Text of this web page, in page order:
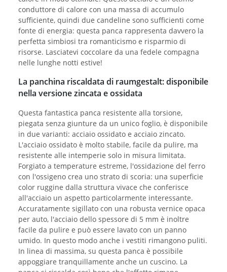
conduttore di calore con una massa di accumulo
sufficiente, quindi due candeline sono sufficienti come
fonte di energia: questa panca rappresenta davvero la
perfetta simbiosi tra romanticismo e risparmio di
risorse. Lasciatevi coccolare da una fedele compagna
nelle lunghe notti estive!
La panchina riscaldata di raumgestalt: disponibile
nella versione zincata e ossidata
Questa fantastica panca resistente alla torsione,
piegata senza giunture da un unico foglio, è disponibile
in due varianti: acciaio ossidato e acciaio zincato.
L'acciaio ossidato è molto stabile, facile da pulire, ma
resistente alle intemperie solo in misura limitata.
Forgiato a temperature estreme, l'ossidazione del ferro
con l'ossigeno crea uno strato di scoria: una superficie
color ruggine dalla struttura vivace che conferisce
all'acciaio un aspetto particolarmente interessante.
Accuratamente sigillato con una robusta vernice opaca
per auto, l'acciaio dello spessore di 5 mm è inoltre
facile da pulire e può essere lavato con un panno
umido. In questo modo anche i vestiti rimangono puliti.
In linea di massima, su questa panca è possibile
appoggiare tranquillamente anche un cuscino. La